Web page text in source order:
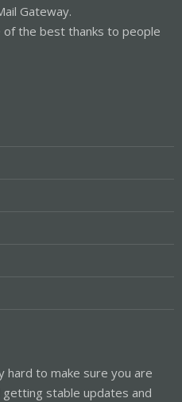
Gateway.
of the best thanks to people
hard to make sure you are
stable updates and